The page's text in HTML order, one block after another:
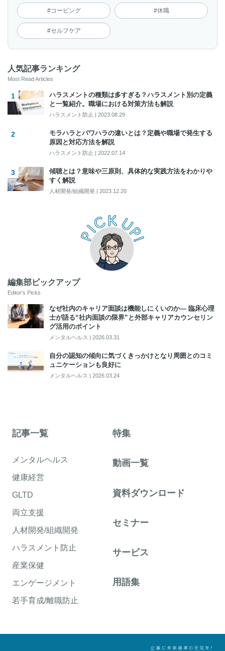
#コーピング #休職
#セルフケア
人気記事ランキング
Most Read Articles
ハラスメントの種類は多すぎる？ハラスメント別の定義
と一覧紹介。職場における対策方法も解説
ハラスメント防止 | 2023.08.29
モラハラとパワハラの違いとは？定義や職場で発生する
原因と対応方法を解説
ハラスメント防止 | 2022.07.14
傾聴とは？意味や三原則、具体的な実践方法をわかりや
すく解説
人材開発/組織開発 | 2023.12.20
編集部ピックアップ
Editor's Picks
なぜ社内のキャリア面談は機能しにくいのか― 臨床心理
士が語る“社内面談の限界”と外部キャリアカウンセリン
グ活用のポイント
メンタルヘルス 2026.03.31
自分の認知の傾向に気づくきっかけとなり周囲とのコミ
ュニケーションも良好に
メンタルヘルス 2026.03.24
記事一覧
メンタルヘルス
健康経営
GLTD
両立支援
人材開発/組織開発
ハラスメント防止
産業保健
エンゲージメント
若手育成/離職防止
特集
動画一覧
資料ダウンロード
セミナー
サービス
用語集